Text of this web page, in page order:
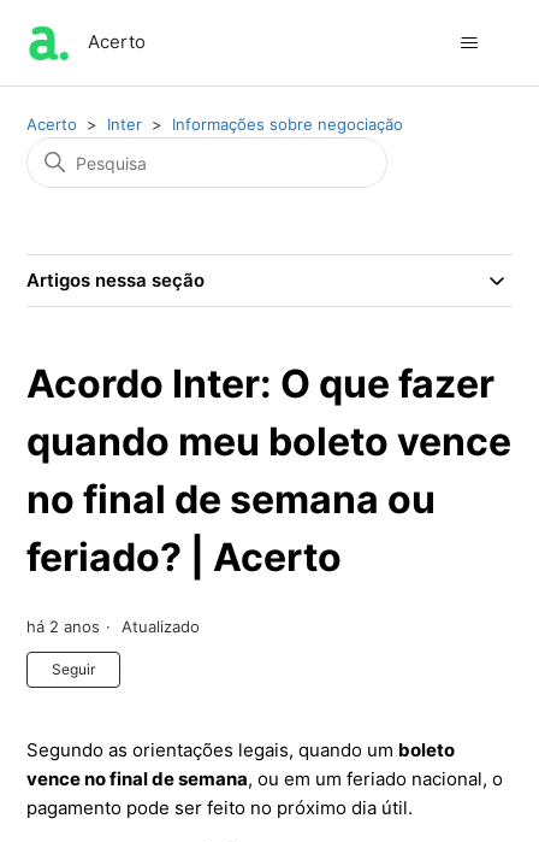
Acerto
Acerto Inter Informações sobre negociação
Artigos nessa seção
Acordo Inter: O que fazer
quando meu boleto vence
no final de semana ou
feriado? | Acerto
há 2 anos Atualizado
Seguir
Segundo as orientações legais, quando um boleto
vence no final de semana, ou em um feriado nacional, o
pagamento pode ser feito no próximo dia útil.